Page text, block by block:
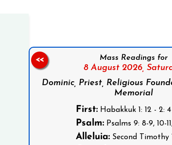
Mass Readings for
8 August 2026,
Dominic, Priest, Religious
Memorial
First: Habakkuk 1: 12 - 2: 4
Psalm: Psalms 9: 8-9, 10-
Alleluia: Second Timothy
<<